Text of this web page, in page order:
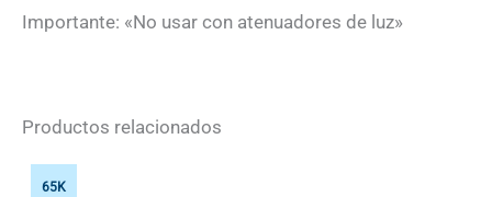
Importante: «No usar con atenuadores de luz»
Productos relacionados
65K